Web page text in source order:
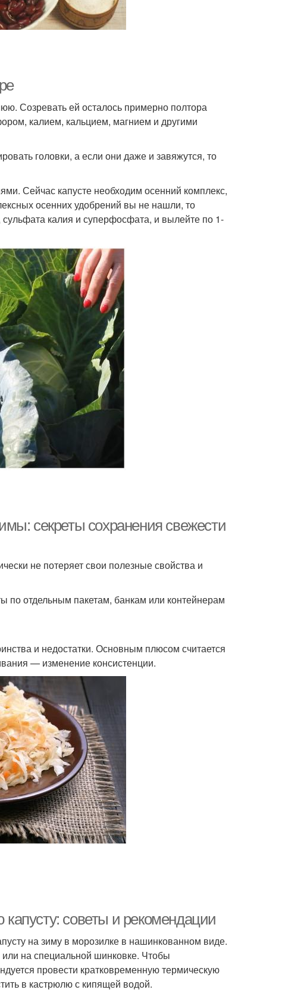
Созревать ей осталось примерно полтора
калием, кальцием, магнием и другими
головки, а если они даже и завяжутся, то
Сейчас капусте необходим осенний комплекс,
осенних удобрений вы не нашли, то
калия и суперфосфата, и вылейте по 1-
секреты сохранения свежести
не потеряет свои полезные свойства и
по отдельным пакетам, банкам или контейнерам
и недостатки. Основным плюсом считается
— изменение консистенции.
советы и рекомендации
на зиму в морозилке в нашинкованном виде.
на специальной шинковке. Чтобы
провести кратковременную термическую
в кастрюлю с кипящей водой.